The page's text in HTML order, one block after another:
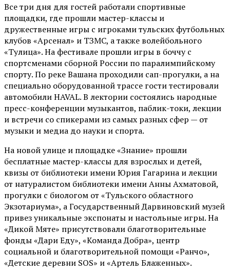
Все три дня для гостей работали спортивные
площадки, где прошли мастер-классы и
дружественные игры с игроками тульских футбольных
клубов «Арсенал» и ТЗМС, а также волейбольного
«Тулица». На фестивале прошли игры в боччу с
спортсменами сборной России по паралимпийскому
спорту. По реке Вашана проходили сап-прогулки, а на
специально оборудованной трассе гости тестировали
автомобили HAVAL. В лектории состоялись народные
пресс-конференции музыкантов, паблик-токи, лекции
и встречи со спикерами из самых разных сфер — от
музыки и медиа до науки и спорта.
На новой улице и площадке «Знание» прошли
бесплатные мастер-классы для взрослых и детей,
квизы от библиотеки имени Юрия Гагарина и лекции
от натуралистом библиотеки имени Анны Ахматовой,
прогулки с биологом от «Тульского областного
Экзотариума», а Государственный Дарвиновский музей
привез уникальные экспонаты и настольные игры. На
«Дикой Мяте» присутствовали благотворительные
фонды «Дари Еду», «Команда Добра», центр
социальной и благотворительной помощи «Ранчо»,
«Детские деревни SOS» и «Артель Блаженных».